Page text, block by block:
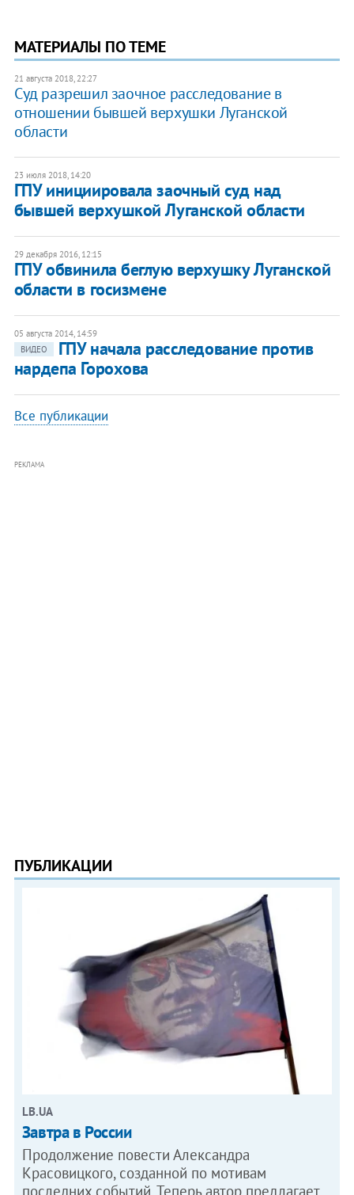
МАТЕРИАЛЫ ПО ТЕМЕ
21 августа 2018, 22:27
Суд разрешил заочное расследование в
отношении бывшей верхушки Луганской
области
23 июля 2018, 14:20
​ГПУ инициировала заочный суд над
бывшей верхушкой Луганской области
29 декабря 2016, 12:15
ГПУ обвинила беглую верхушку Луганской
области в госизмене
05 августа 2014, 14:59
ВИДЕО
ГПУ начала расследование против
нардепа Горохова
Все публикации
РЕКЛАМА
ПУБЛИКАЦИИ
LB.UA
Завтра в России
Продолжение повести Александра
Красовицкого, созданной по мотивам